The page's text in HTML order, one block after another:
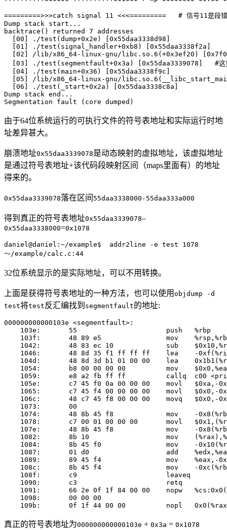
=========>>>catch signal 11 <<<=========   # 信号11是段
Dump stack start...
backtrace() returned 7 addresses
  [00] ./test(dump+0x2e) [0x55daa3338d98]
  [01] ./test(signal_handler+0xb8) [0x55daa3338f2a]
[02] /lib/x86_64-linux-gnu/libc.so.6(+0x3ef20)
[03] ./test(segmentfault+0x3a) [0x55daa3339078]   #这
  [04] ./test(main+0x36) [0x55daa3338f9c]
[05] /lib/x86_64-linux-gnu/
  [06] ./test(_start+0x2a) [0x55daa3338c8a]
Dump stack end...
由于64位系统运行的可执行文件的符号表地址和实际运行时地
址差异甚大。
崩溃地址0x55daa3339078是动态映射的虚拟地址，该虚拟地址
是通过符号表地址+该代码段映射区间（maps里面有）的地址
得来的。
0x55daa3339078落在区间 55daa3338000-55daa333a000
得到真正的符号表地址0x55daa3339078–
0x55daa3338000=0x1078
daniel@daniel:~/example$  addr2line -e test 1078
32位系统显示的是实际地址，可以不用转换。
上面是获得符号表地址的一种方法，也可以使用 objdump -d
test将test 反汇编找到 segmentfault的地址:
000000000000103e <segmentfault>:
    103e:	55                   	push   %rbp
    103f:	48 89 e5             	mov    %rsp,%rbp
    1042:	48 83 ec 10          	sub    $0x10,%rsp
    1046:	48 8d 35 f1 ff ff ff 	lea    -0xf(%rip),%rsi   # 103e <segmentfault>
    104d:	48 8d 3d b1 01 00 00 	lea    0x1b1(%rip),%rdi  # 1205 <_IO_stdin_used+0xe5>
    1054:	b8 00 00 00 00       	mov    $0x0,%eax
    1059:	e8 a2 fb ff ff       	callq  c00 <printf@plt>
    105e:	c7 45 f0 0a 00 00 00 	movl   $0xa,-0x10(%rbp)
    1065:	c7 45 f4 00 00 00 00 	movl   $0x0,-0xc(%rbp)
    106c:	48 c7 45 f8 00 00 00 	movq   $0x0,-0x8(%rbp)
    1073:	00
    1074:	48 8b 45 f8          	mov    -0x8(%rbp),%rax
    1078:	c7 00 01 00 00 00    	movl   $0x1,(%rax)
    107e:	48 8b 45 f8          	mov    -0x8(%rbp),%rax
    1082:	8b 10                	mov    (%rax),%edx
    1084:	8b 45 f0             	mov    -0x10(%rbp),%eax
    1087:	01 d0                	add    %edx,%eax
    1089:	89 45 f4             	mov    %eax,-0xc(%rbp)
    108c:	8b 45 f4             	mov    -0xc(%rbp),%eax
    108f:	c9                   	leaveq
    1090:	c3                   	retq
    1091:	66 2e 0f 1f 84 00 00 	nopw   %cs:0x0(%rax,%rax,1)
    1098:	00 00 00
真正的符号表地址为000000000000103e + 0x3a = 0x1078